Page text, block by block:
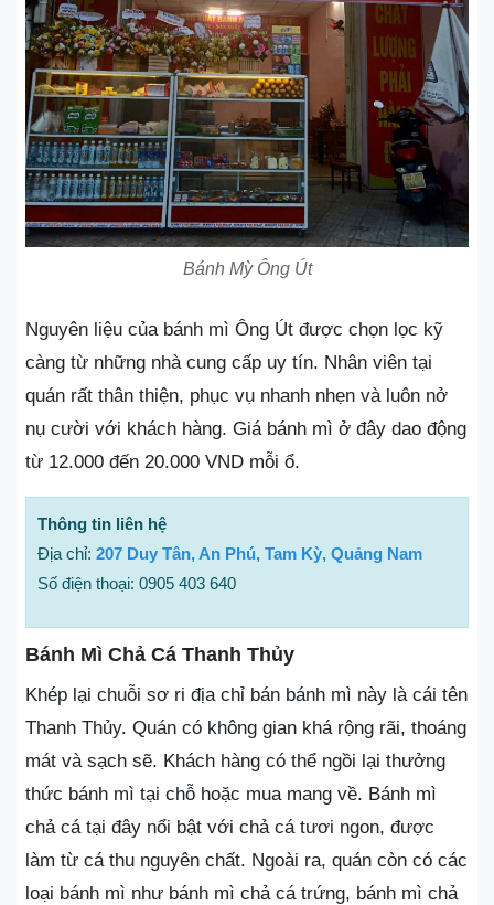
Bánh Mỳ Ông Út
Nguyên liệu của bánh mì Ông Út được chọn lọc kỹ
càng từ những nhà cung cấp uy tín. Nhân viên tại
quán rất thân thiện, phục vụ nhanh nhẹn và luôn nở
nụ cười với khách hàng. Giá bánh mì ở đây dao động
từ 12.000 đến 20.000 VND mỗi ổ.
Thông tin liên hệ
Địa chỉ: 207 Duy Tân, An Phú, Tam Kỳ, Quảng Nam
Số điện thoại: 0905 403 640
Bánh Mì Chả Cá Thanh Thủy
Khép lại chuỗi sơ ri địa chỉ bán bánh mì này là cái tên
Thanh Thủy. Quán có không gian khá rộng rãi, thoáng
mát và sạch sẽ. Khách hàng có thể ngồi lại thưởng
thức bánh mì tại chỗ hoặc mua mang về. Bánh mì
chả cá tại đây nổi bật với chả cá tươi ngon, được
làm từ cá thu nguyên chất. Ngoài ra, quán còn có các
loại bánh mì như bánh mì chả cá trứng, bánh mì chả